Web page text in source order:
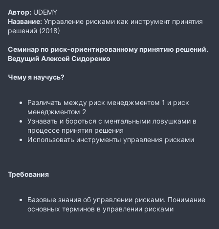
Автор: UDEMY
Название: Управление рисками как инструмент принятия
решений (2018)
Семинар по риск-ориентированному принятию решений.
Ведущий Алексей Сидоренко
Чему я научусь?
Различать между риск менеджментом 1 и риск
менеджментом 2
Узнавать и бороться с ментальными ловушками в
процессе принятия решения
Использовать инструменты управления рисками
Требования
Базовые знания об управлении рисками. Понимание
основных терминов в управлении рисками